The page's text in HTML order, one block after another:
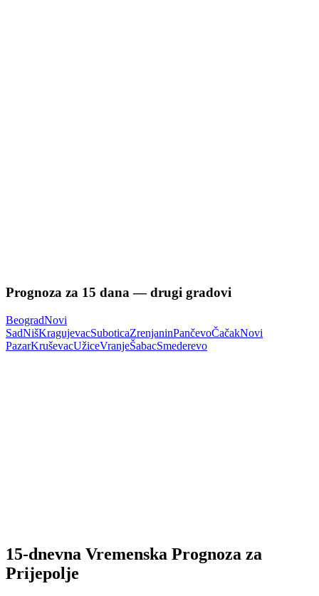
Prognoza za 15 dana — drugi gradovi
BeogradNovi
SadNišKragujevacSuboticaZrenjaninPančevoČačakNovi
PazarKruševacUžiceVranjeŠabacSmederevo
15-dnevna Vremenska Prognoza za
Prijepolje